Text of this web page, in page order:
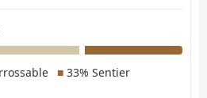
■33% Sentier